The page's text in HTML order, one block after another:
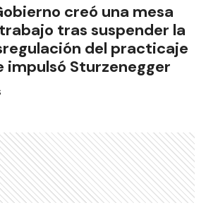
creó una mesa
tras suspender la
del practicaje
impulsó Sturzenegger